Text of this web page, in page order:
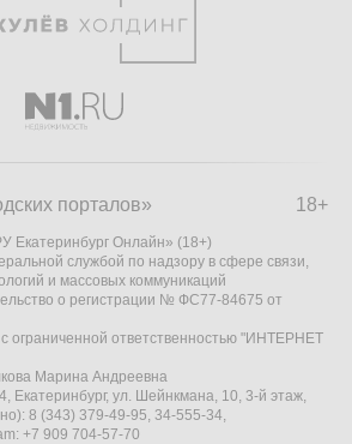
18+
порталов»
Екатеринбург Онлайн» (18+)
службой по надзору в сфере связи,
и массовых коммуникаций
о регистрации № ФС77-84675 от
ограниченной ответственностью "ИНТЕРНЕТ
Марина Андреевна
Екатеринбург, ул. Шейнкмана, 10, 3-й этаж,
8 (343) 379-49-95, 34-555-34,
+7 909 704-57-70